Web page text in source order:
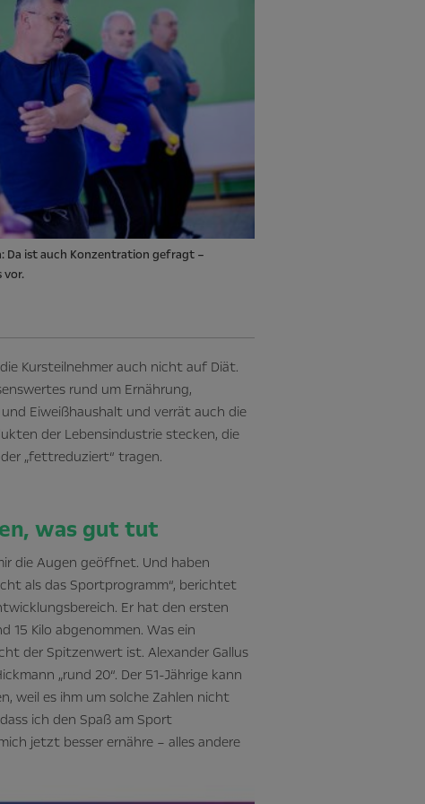
Da ist auch Konzentration gefragt –
vor.
Kursteilnehmer auch nicht auf Diät.
rund um Ernährung,
Eiweißhaushalt und verrät auch die
der Lebensindustrie stecken, die
„fettreduziert“ tragen.
was gut tut
die Augen geöffnet. Und haben
als das Sportprogramm“, berichtet
Er hat den ersten
15 Kilo abgenommen. Was ein
der Spitzenwert ist. Alexander Gallus
„rund 20“. Der 51-Jährige kann
weil es ihm um solche Zahlen nicht
ich den Spaß am Sport
jetzt besser ernähre – alles andere